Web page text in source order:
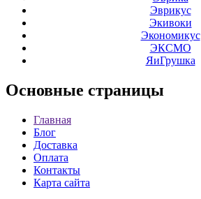
Эврикус
Экивоки
Экономикус
ЭКСМО
ЯиГрушка
Основные страницы
Главная
Блог
Доставка
Оплата
Контакты
Карта сайта